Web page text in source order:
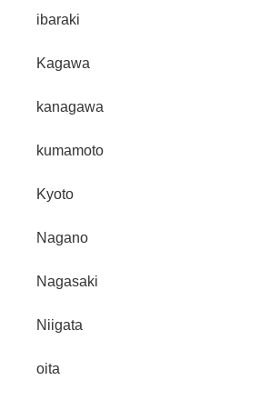
ibaraki
Kagawa
kanagawa
kumamoto
Kyoto
Nagano
Nagasaki
Niigata
oita